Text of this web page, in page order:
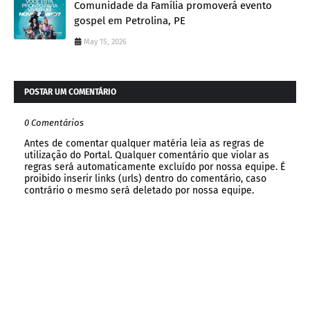
Comunidade da Família promoverá evento
gospel em Petrolina, PE
May 15, 2026
POSTAR UM COMENTÁRIO
0 Comentários
Antes de comentar qualquer matéria leia as regras de
utilização do Portal. Qualquer comentário que violar as
regras será automaticamente excluído por nossa equipe. É
proibido inserir links (urls) dentro do comentário, caso
contrário o mesmo será deletado por nossa equipe.